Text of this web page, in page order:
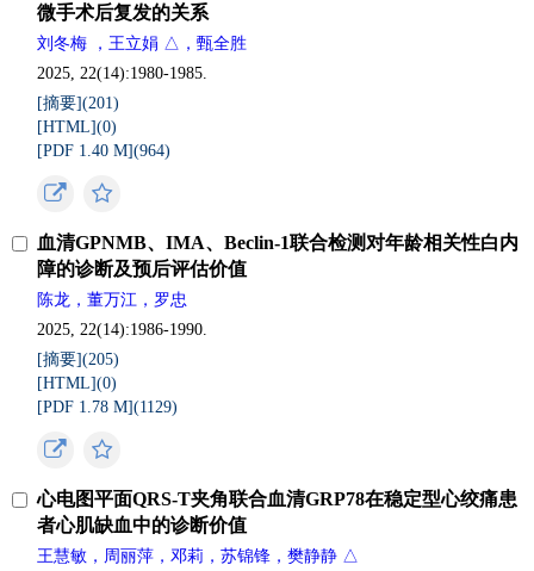
微手术后复发的关系
刘冬梅 ，王立娟 △，甄全胜
2025, 22(14):1980-1985.
[摘要](201)
[HTML](0)
[PDF 1.40 M](964)
血清GPNMB、IMA、Beclin-1联合检测对年龄相关性白内
障的诊断及预后评估价值
陈龙，董万江，罗忠
2025, 22(14):1986-1990.
[摘要](205)
[HTML](0)
[PDF 1.78 M](1129)
心电图平面QRS-T夹角联合血清GRP78在稳定型心绞痛患
者心肌缺血中的诊断价值
王慧敏，周丽萍，邓莉，苏锦锋，樊静静 △